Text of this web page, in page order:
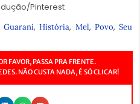
Pinterest
Guarani,História, Mel, Povo, Seu
FAVOR, PASSA PRA FRENTE.
NÃO CUSTA NADA, É SÓ CLICAR!